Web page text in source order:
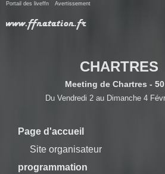
Portail des liveffn Avertissement
CHARTRES
Meeting de Chartres -
Du Vendredi 2 au Dimanche 4
Page d'accueil
Site organisateur
programmation